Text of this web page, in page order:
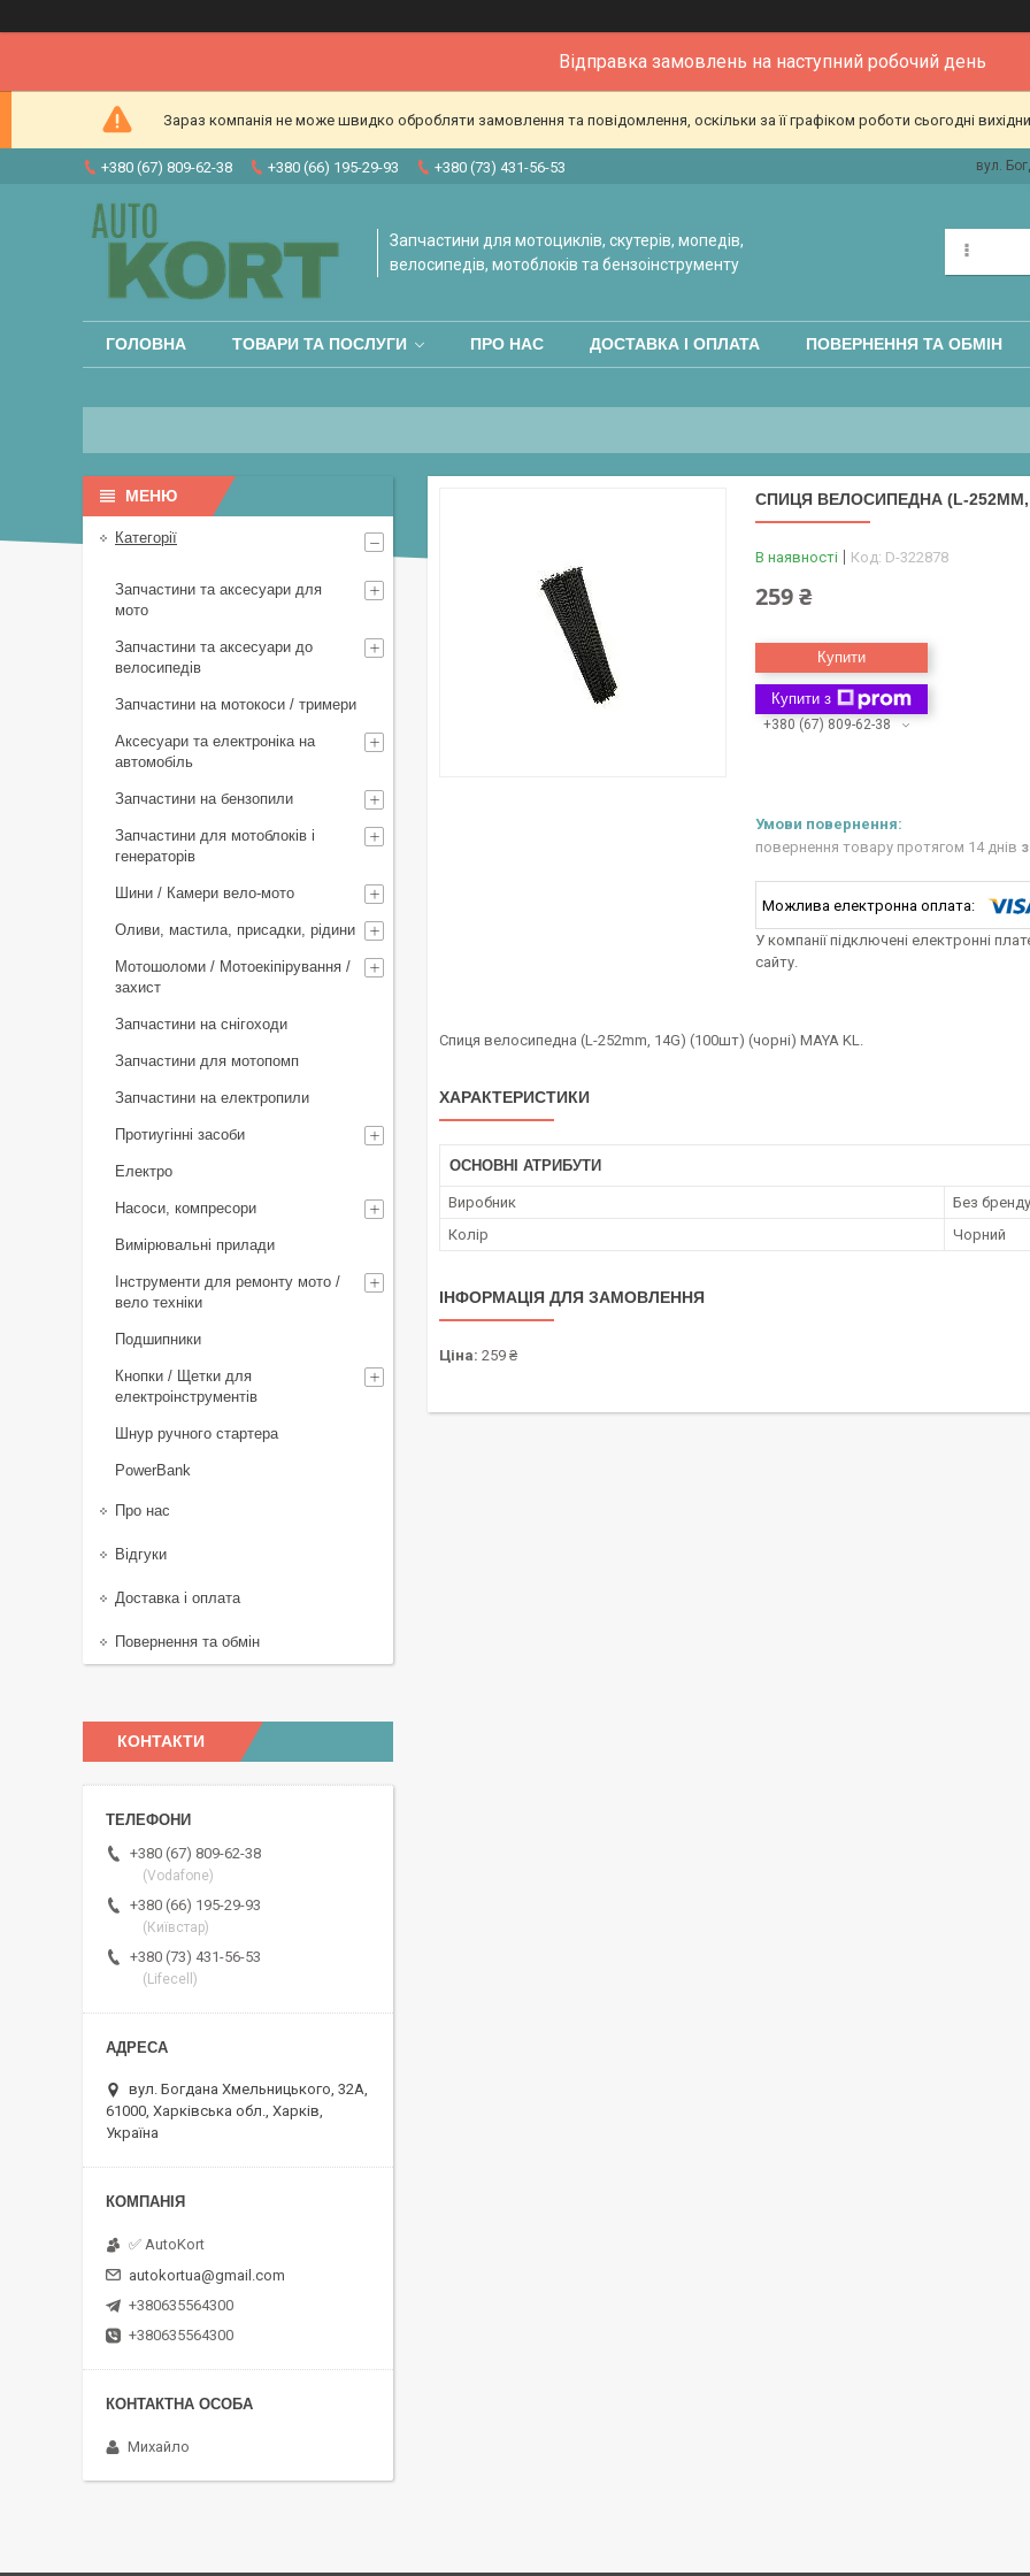
Відправка замовлень на наступний робочий день
Зараз компанія не може швидко обробляти замовлення та повідомлення, оскільки за її графіком роботи сьогодні
+380 (67) 809-62-38 +380 (66) 195-29-93 +380 (73) 431-56-53 вул.
Запчастини для мотоциклів, скутерів, мопедів,
велосипедів, мотоблоків та бензоінструменту
ГОЛОВНА ТОВАРИ ТА ПОСЛУГИ ПРО НАС ДОСТАВКА І ОПЛАТА ПОВЕРНЕННЯ ТА ОБМІН
СПИЦЯ ВЕЛОСИПЕДНА (L-252MM,
В наявності Код: D-322878
259 ₴
Купити
Купити з
+380 (67) 809-62-38
повернення товару протягом 14 днів
У компанії підключені електронні
сайту.
Спиця велосипедна (L-252mm, 14G) (100шт) (чорні) MAYA KL.
ХАРАКТЕРИСТИКИ
ОСНОВНІ АТРИБУТИ
Виробник
Без бренду
Колір
Чорний
ІНФОРМАЦІЯ ДЛЯ ЗАМОВЛЕННЯ
Ціна: 259 ₴
Категорії
Запчастини та аксесуари для
мото
Запчастини та аксесуари до
велосипедів
Запчастини на мотокоси / тримери
Аксесуари та електроніка на
автомобіль
Запчастини на бензопили
Запчастини для мотоблоків і
генераторів
Шини / Камери вело-мото
Оливи, мастила, присадки, рідини
Мотошоломи / Мотоекіпірування /
захист
Запчастини на снігоходи
Запчастини для мотопомп
Запчастини на електропили
Протиугінні засоби
Електро
Насоси, компресори
Вимірювальні прилади
Інструменти для ремонту мото /
вело техніки
Подшипники
Кнопки / Щетки для
електроінструментів
Шнур ручного стартера
PowerBank
Про нас
Відгуки
Доставка і оплата
Повернення та обмін
КОНТАКТИ
+380 (67) 809-62-38
(Vodafone)
+380 (66) 195-29-93
(Київстар)
+380 (73) 431-56-53
(Lifecell)
вул. Богдана Хмельницького, 32А,
61000, Харківська обл., Харків,
Україна
✅ AutoKort
autokortua@gmail.com
+380635564300
+380635564300
Михайло